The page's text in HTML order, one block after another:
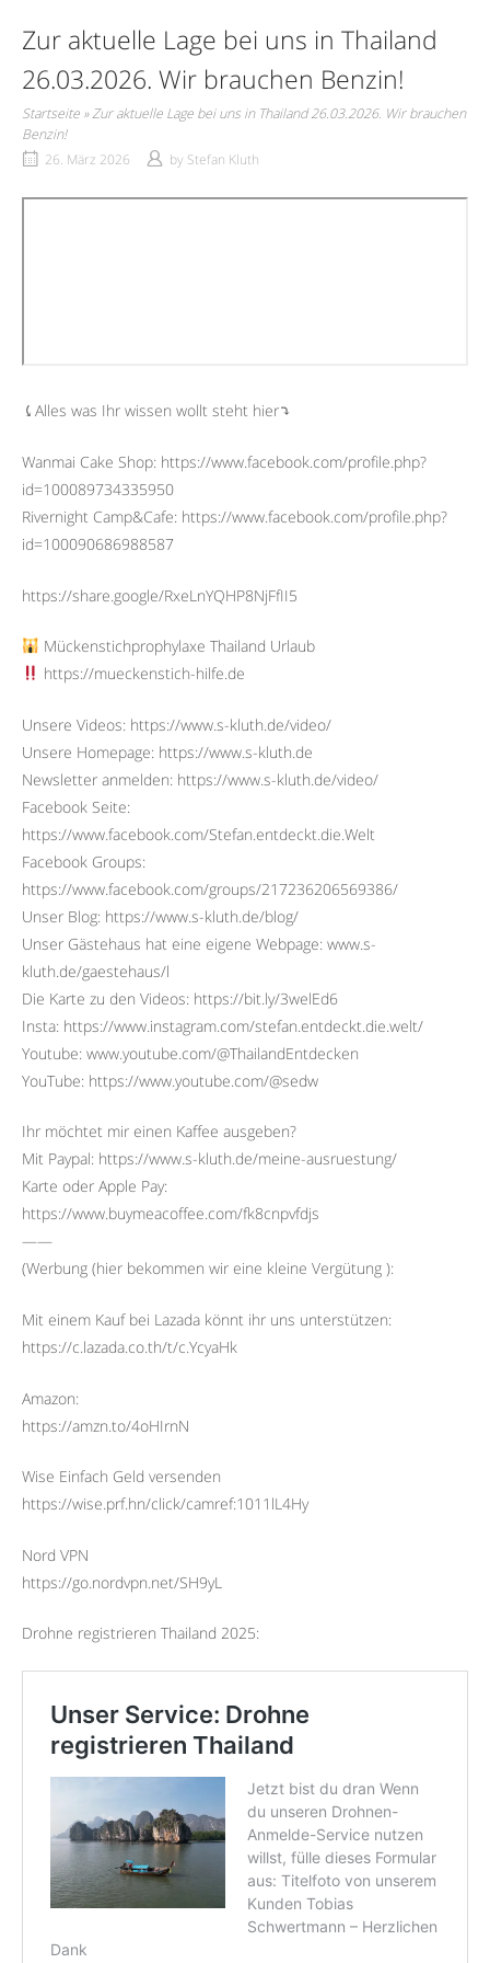
Zur aktuelle Lage bei uns in Thailand
26.03.2026. Wir brauchen Benzin!
Startseite »Zur aktuelle Lage bei uns in Thailand 26.03.2026. Wir brauchen
Benzin!
26. März 2026
by Stefan Kluth
⤹Alles was Ihr wissen wollt steht hier⤵︎
Wanmai Cake Shop: https://www.facebook.com/profile.php?
id=100089734335950
Rivernight Camp&Cafe: https://www.facebook.com/profile.php?
id=100090686988587
https://share.google/RxeLnYQHP8NjFfII5
Mückenstichprophylaxe Thailand Urlaub
https://mueckenstich-hilfe.de
Unsere Videos: https://www.s-kluth.de/video/
Unsere Homepage: https://www.s-kluth.de
Newsletter anmelden: https://www.s-kluth.de/video/
Facebook Seite:
https://www.facebook.com/Stefan.entdeckt.die.Welt
Facebook Groups:
https://www.facebook.com/groups/217236206569386/
Unser Blog: https://www.s-kluth.de/blog/
Unser Gästehaus hat eine eigene Webpage: www.s-
kluth.de/gaestehaus/l
Die Karte zu den Videos: https://bit.ly/3welEd6
Insta: https://www.instagram.com/stefan.entdeckt.die.welt/
Youtube: www.youtube.com/@ThailandEntdecken
YouTube: https://www.youtube.com/@sedw
Ihr möchtet mir einen Kaffee ausgeben?
Mit Paypal: https://www.s-kluth.de/meine-ausruestung/
Karte oder Apple Pay:
https://www.buymeacoffee.com/fk8cnpvfdjs
——
(Werbung (hier bekommen wir eine kleine Vergütung ):
Mit einem Kauf bei Lazada könnt ihr uns unterstützen:
https://c.lazada.co.th/t/c.YcyaHk
Amazon:
https://amzn.to/4oHIrnN
Wise Einfach Geld versenden
https://wise.prf.hn/click/camref:1011lL4Hy
Nord VPN
https://go.nordvpn.net/SH9yL
Drohne registrieren Thailand 2025: